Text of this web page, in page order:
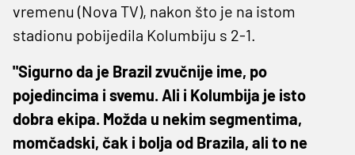
vremenu (Nova TV), nakon što je na istom
stadionu pobijedila Kolumbiju s 2-1.
"Sigurno da je Brazil zvučnije ime, po
pojedincima i svemu. Ali i Kolumbija je isto
dobra ekipa. Možda u nekim segmentima,
momčadski, čak i bolja od Brazila, ali to ne